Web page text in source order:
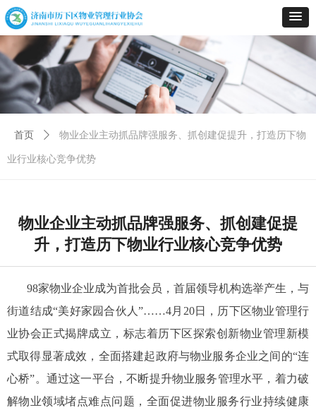
首页 ꄲ 物业企业主动抓品牌强服务、抓创建促提升，打造历下物
业行业核心竞争优势
物业企业主动抓品牌强服务、抓创建促提
升，打造历下物业行业核心竞争优势
98家物业企业成为首批会员，首届领导机构选举产生，与
街道结成“美好家园合伙人”……4月20日，历下区物业管理行
业协会正式揭牌成立，标志着历下区探索创新物业管理新模
式取得显著成效，全面搭建起政府与物业服务企业之间的“连
心桥”。通过这一平台，不断提升物业服务管理水平，着力破
解物业领域堵点难点问题，全面促进物业服务行业持续健康